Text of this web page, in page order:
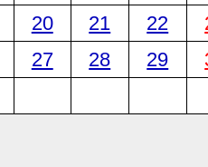
20 21 22
27 28 29